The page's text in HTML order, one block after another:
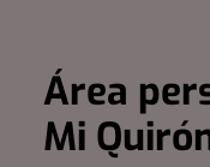
Área
Mi